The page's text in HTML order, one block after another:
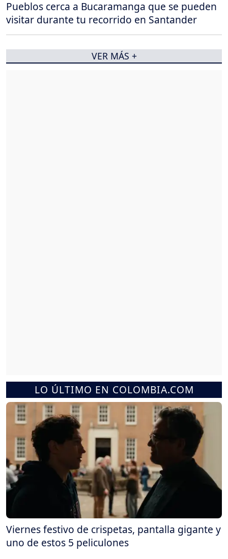
LO ÚLTIMO EN COLOMBIA.COM
Viernes festivo de crispetas, pantalla gigante y
uno de estos 5 peliculones
Pueblos cerca a Bucaramanga que se pueden
visitar durante tu recorrido en Santander
VER MÁS +